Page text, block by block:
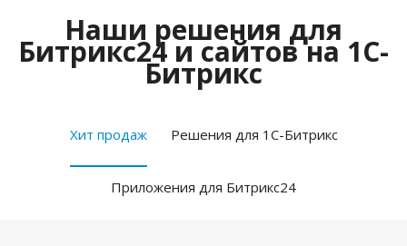
Наши решения для
Битрикс24 и сайтов на 1С-
Битрикс
Хит продаж Решения для 1С-Битрикс
Приложения для Битрикс24